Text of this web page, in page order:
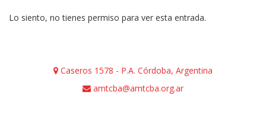
Lo siento, no tienes permiso para ver esta entrada.
Caseros 1578 - P.A. Córdoba, Argentina
amtcba@amtcba.org.ar